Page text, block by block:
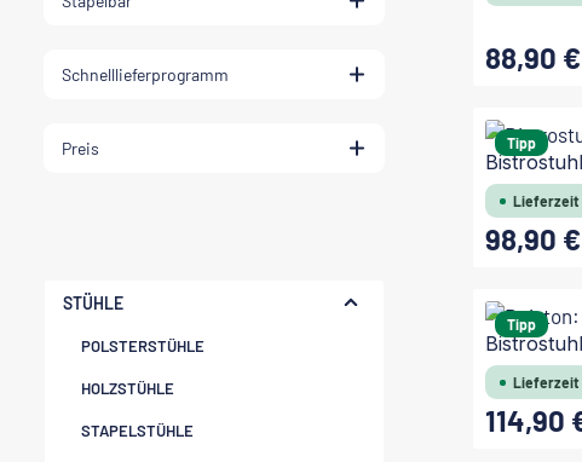
Schnelllieferprogramm
Preis
STÜHLE
POLSTERSTÜHLE
HOLZSTÜHLE
STAPELSTÜHLE
Regulärer Preis:
88,90 €
Tipp
Lieferzeit
Regulärer Preis:
98,90 €
Tipp
Lieferzeit
Regulärer Preis:
114,90